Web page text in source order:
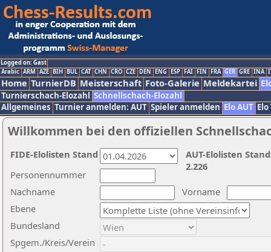
Logged on: Gast
Arabic ARM AZE BIH BUL CAT CHN CRO CZE DEN ENG ESP FAI FIN FRA GER GRE INA
Home TurnierDB Meisterschaft Foto-Galerie Meldekartei
Turnierschach-Elozahl Schnellschach-Elozahl
Allgemeines Turnier anmelden: AUT Spieler anmelden Elo AUT
Willkommen bei den offiziellen
Nachname
Vorname
Ebene
Personennummer
Bundesland
Spgem./Kreis/Verein
AUT-Elolisten
2.226
FIDE-Elolisten Stand